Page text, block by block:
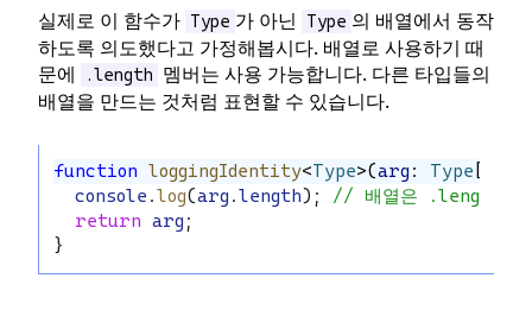
실제로 이 함수가 Type 가 아닌 Type 의 배열에서 동작
하도록 의도했다고 가정해봅시다. 배열로 사용하기 때
문에
.length
멤버는 사용 가능합니다. 다른 타입들의
배열을 만드는 것처럼 표현할 수 있습니다.
function loggingIdentity<Type>(arg : Type []):
console .log(arg .length);
// 배열은 .length를
return arg ;
}